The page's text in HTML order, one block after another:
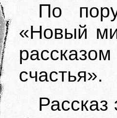
По
«Новый
счастья».
Рассказ